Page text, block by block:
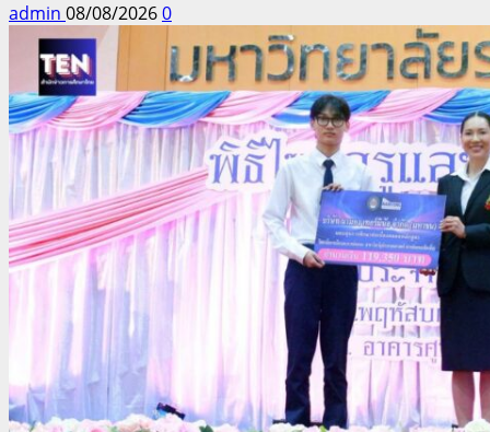
admin 08/08/20260